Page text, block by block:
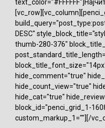
DESC"
thumb-280-376"
hide_comment="true"
hide_count_view="true"
hide_cat="true"
block_id="penci_grid_1-
custom_markup_1=""][/